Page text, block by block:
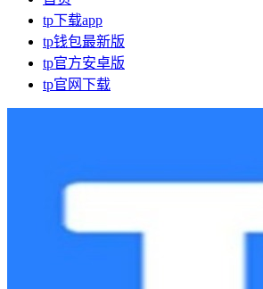
tp下载app
tp钱包最新版
tp官方安卓版
tp官网下载